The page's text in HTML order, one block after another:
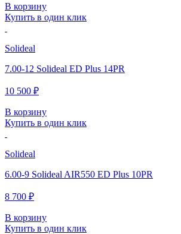
В корзину
Купить в один клик
Solideal
7.00-12 Solideal ED Plus 14PR
10 500 ₽
В корзину
Купить в один клик
Solideal
6.00-9 Solideal AIR550 ED Plus 10PR
8 700 ₽
В корзину
Купить в один клик